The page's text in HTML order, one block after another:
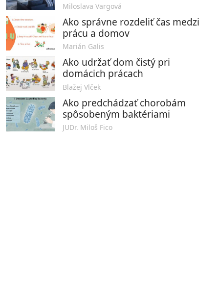
Miloslava Vargová
Ako správne rozdeliť čas medzi
prácu a domov
Marián Galis
Ako udržať dom čistý pri
domácich prácach
Blažej Vlček
Ako predchádzať chorobám
spôsobeným baktériami
JUDr. Miloš Fico